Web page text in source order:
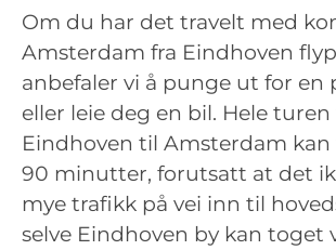
Om du har det travelt med
Amsterdam fra Eindhoven
anbefaler vi å punge ut for en
eller leie deg en bil. Hele turen
Eindhoven til Amsterdam kan
90 minutter, forutsatt at det
mye trafikk på vei inn til
selve Eindhoven by kan toget